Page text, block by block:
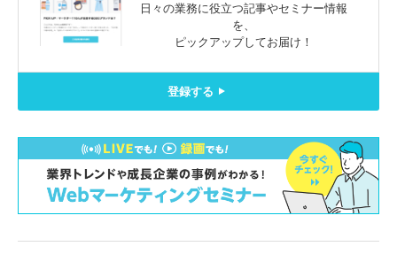
日々の業務に役立つ記事やセミナー情報
を、
ピックアップしてお届け！
登録する